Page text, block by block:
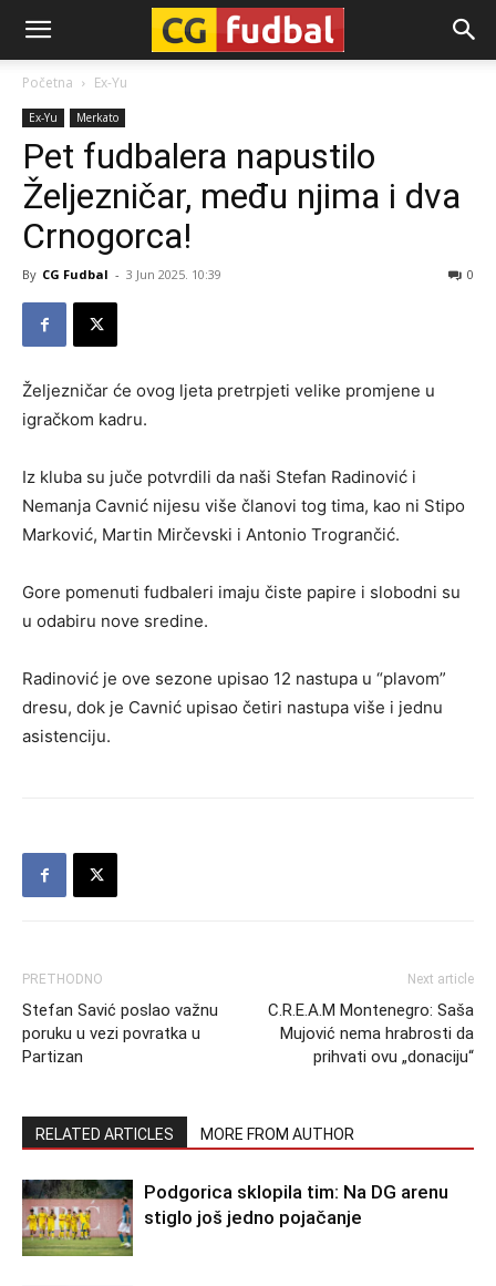
CG-
Fudbal
Početna Ex-Yu
Ex-Yu Merkato
Pet fudbalera napustilo
Željezničar, među njima i dva
Crnogorca!
By CG Fudbal - 3 Jun 2025. 10:39 0
Željezničar će ovog ljeta pretrpjeti velike promjene u
igračkom kadru.
Iz kluba su juče potvrdili da naši Stefan Radinović i
Nemanja Cavnić nijesu više članovi tog tima, kao ni Stipo
Marković, Martin Mirčevski i Antonio Trogrančić.
Gore pomenuti fudbaleri imaju čiste papire i slobodni su
u odabiru nove sredine.
Radinović je ove sezone upisao 12 nastupa u “plavom”
dresu, dok je Cavnić upisao četiri nastupa više i jednu
asistenciju.
PRETHODNO
Stefan Savić poslao važnu
poruku u vezi povratka u
Partizan
Next article
C.R.E.A.M Montenegro: Saša
Mujović nema hrabrosti da
prihvati ovu „donaciju“
RELATED ARTICLES MORE FROM AUTHOR
Podgorica sklopila tim: Na DG arenu
stiglo još jedno pojačanje